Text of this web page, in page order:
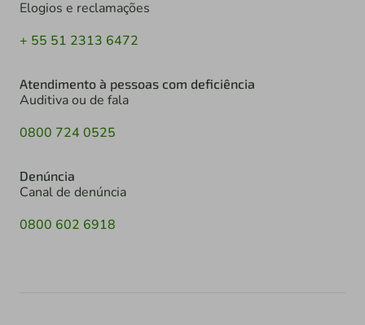
Elogios e reclamações
+ 55 51 2313 6472
Atendimento à pessoas com deficiência
Auditiva ou de fala
0800 724 0525
Denúncia
Canal de denúncia
0800 602 6918